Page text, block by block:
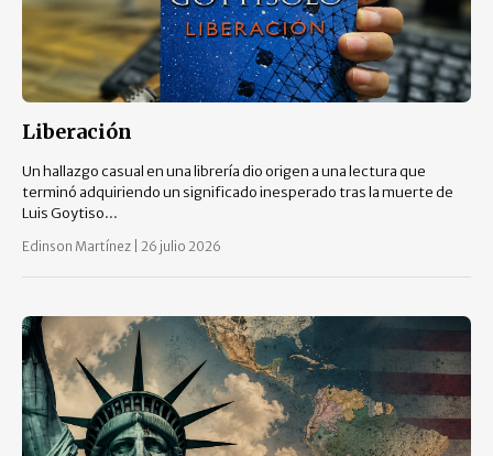
Liberación
Un hallazgo casual en una librería dio origen a una lectura que
terminó adquiriendo un significado inesperado tras la muerte de
Luis Goytiso...
Edinson Martínez 26 julio 2026